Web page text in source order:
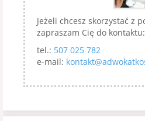
Jeżeli chcesz skorzystać z
zapraszam Cię do kontaktu:
tel.: 507 025 782
e-mail: